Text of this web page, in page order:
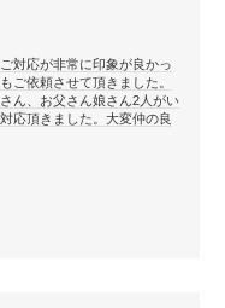
対応が非常に印象が良かっ
ご依頼させて頂きました。
ん、お父さん娘さん2人がい
応頂きました。大変仲の良